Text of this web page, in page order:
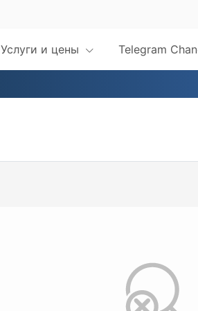
Услуги и цены Telegram